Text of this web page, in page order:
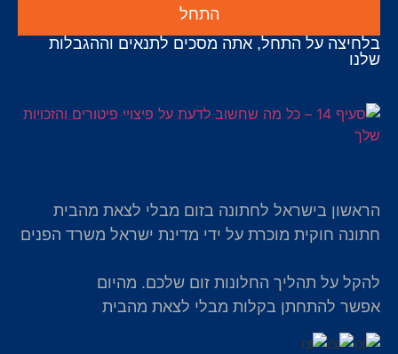
התחל
בלחיצה על התחל, אתה מסכים לתנאים וההגבלות
שלנו
הראשון בישראל לחתונה בזום מבלי לצאת מהבית
חתונה חוקית מוכרת על ידי מדינת ישראל משרד הפנים
להקל על תהליך החלונות זום שלכם. מהיום
אפשר להתחתן בקלות מבלי לצאת מהבית